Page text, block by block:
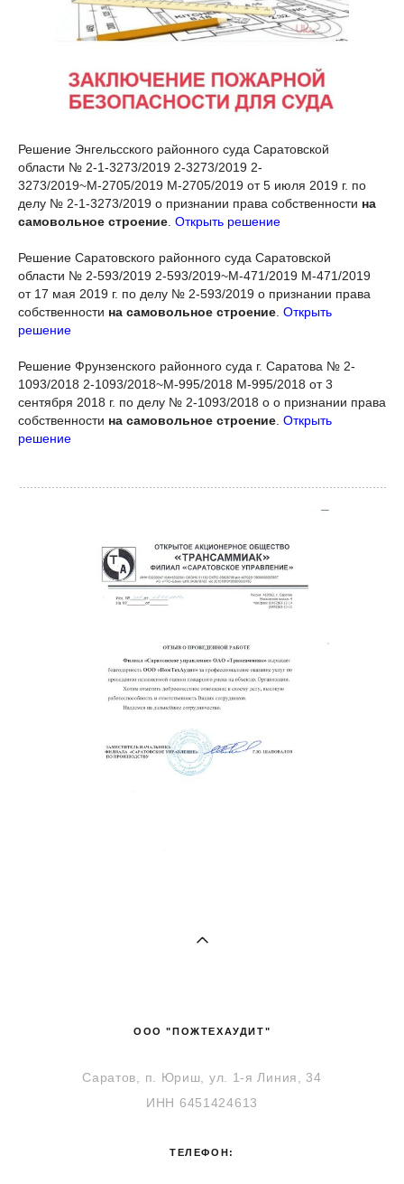
Решение Энгельсского районного суда Саратовской
области № 2-1-3273/2019 2-3273/2019 2-
3273/2019~М-2705/2019 М-2705/2019 от 5 июля 2019 г. по
делу № 2-1-3273/2019 о признании права собственности на
самовольное строение. Открыть решение
Решение Саратовского районного суда Саратовской
области № 2-593/2019 2-593/2019~М-471/2019 М-471/2019
от 17 мая 2019 г. по делу № 2-593/2019 о признании права
собственности на самовольное строение. Открыть
решение
Решение Фрунзенского районного суда г. Саратова № 2-
1093/2018 2-1093/2018~М-995/2018 М-995/2018 от 3
сентября 2018 г. по делу № 2-1093/2018 о о признании права
собственности на самовольное строение. Открыть
решение
ООО "ПОЖТЕХАУДИТ"
Саратов, п. Юриш, ул. 1-я Линия, 34
ИНН 6451424613
ТЕЛЕФОН: